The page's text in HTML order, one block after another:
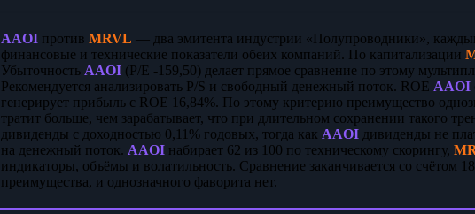
AAOIпротив MRVL — два эмитента индустрии «Полупроводники»,
финансовые и технические показатели обеих компаний. По капитализации
Убыточность AAOI(P/E -159,50) делает прямое сравнение по этому
Рекомендуется анализировать P/S и свободный денежный поток. ROE AAOI
генерирует прибыль с ROE 16,84%. По этому критерию преимущество
тратит больше, чем зарабатывает, что при длительном сохранении такого
дивиденды с доходностью 0,11% годовых, тогда как AAOIдивиденды не
на денежный поток. AAOIнабирает 62 из 100 по техническому скорингу,
индикаторы, объёмы и волатильность. Сравнение заканчивается со
преимущества, и однозначного фаворита нет.